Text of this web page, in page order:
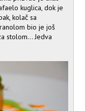
kuglica, dok je
kolač sa
bio je još
stolom... Jedva